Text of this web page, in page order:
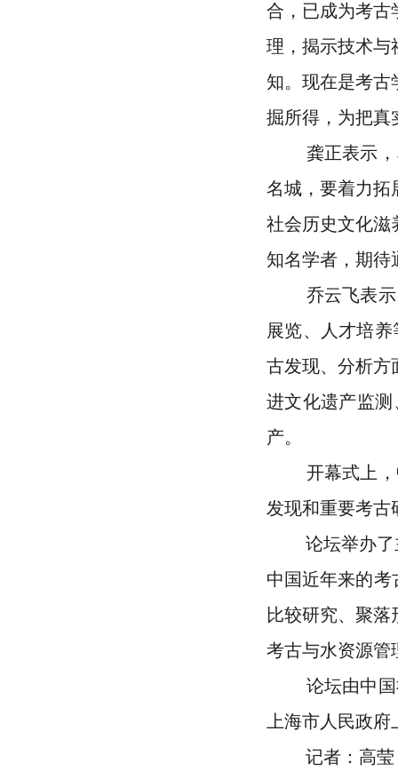
合，已成为考古
理，揭示技术与
知。现在是考古
掘所得，为把真
龚正表示，习
名城，要着力拓
社会历史文化滋
知名学者，期待
乔云飞表示，
展览、人才培
古发现、分析方
进文化遗产监
产。
开幕式上，中
发现和重要考古
论坛举办了主
中国近年来的
比较研究、聚
考古与水资源管
论坛由中国社
上海市人民政
记者：高莹